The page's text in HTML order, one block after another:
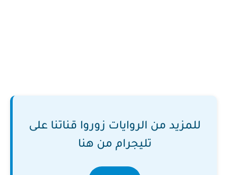
للمزيد من الروايات زوروا قناتنا على
تليجرام من هنا